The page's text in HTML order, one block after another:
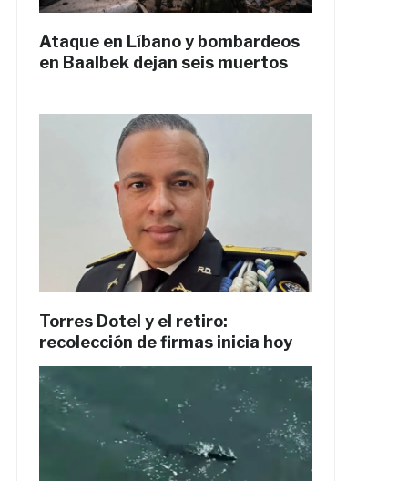
Ataque en Líbano y bombardeos
en Baalbek dejan seis muertos
Torres Dotel y el retiro:
recolección de firmas inicia hoy